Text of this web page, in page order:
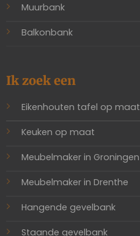
Muurbank
Balkonbank
Ik zoek een
Eikenhouten tafel op maat
Keuken op maat
Meubelmaker in Groningen
Meubelmaker in Drenthe
Hangende gevelbank
Staande gevelbank